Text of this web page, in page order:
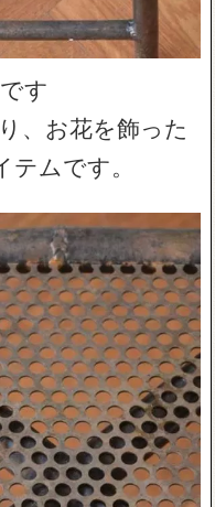
す
、お花を飾った
ムです。